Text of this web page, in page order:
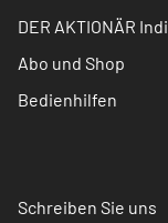
DER AKTIONÄR
Abo und Shop
Bedienhilfen
Schreiben Sie uns